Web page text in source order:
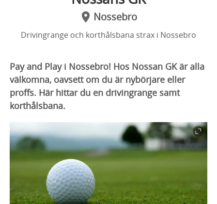
Nossebro
Drivingrange och korthålsbana strax i Nossebro
Pay and Play i Nossebro! Hos Nossan GK är alla
välkomna, oavsett om du är nybörjare eller
proffs. Här hittar du en drivingrange samt
korthålsbana.